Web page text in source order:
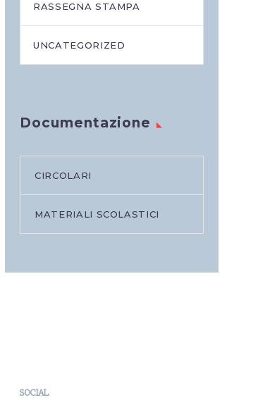
RASSEGNA STAMPA
UNCATEGORIZED
Documentazione
CIRCOLARI
MATERIALI SCOLASTICI
SOCIAL